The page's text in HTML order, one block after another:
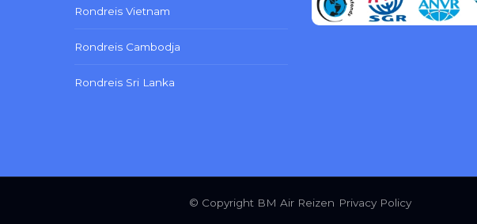
Rondreis Vietnam
Rondreis Cambodja
Rondreis Sri Lanka
© Copyright BM Air Reizen Privacy Policy